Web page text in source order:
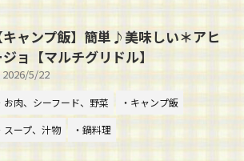
キャンプ飯】簡単♪美味しい＊アヒ
ョ【マルチグリドル】
2026/5/22
お肉、シーフード、野菜
・キャンプ飯
スープ、汁物
・鍋料理